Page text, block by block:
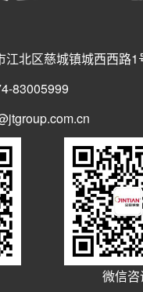
江北区慈城镇城西西路1
83005999
微信咨